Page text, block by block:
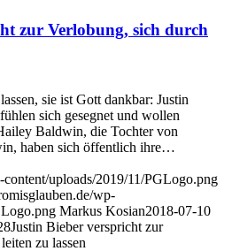
zur Verlobung, sich durch
sie ist Gott dankbar: Justin
sich gesegnet und wollen
Baldwin, die Tochter von
haben sich öffentlich ihre…
uploads/2019/11/PGLogo.png
wp-
Markus Kosian2018-07-10
Justin Bieber verspricht zur
zu lassen